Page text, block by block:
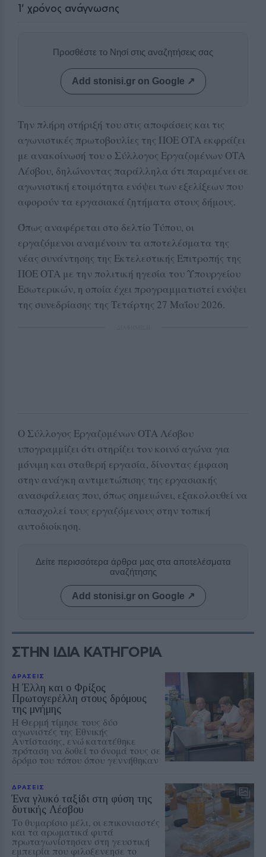
1' χρόνος ανάγνωσης
Προσθέστε το Νησί στις αναζητήσεις σας
Add stonisi.gr on Google ↗
Την πλήρη στήριξή του στις αποφάσεις και τις
αγωνιστικές πρωτοβουλίες της ΠΟΕ ΟΤΑ εκφράζει
με ανακοίνωσή του ο Σύλλογος Εργαζομένων ΟΤΑ
Λέσβου, δηλώνοντας παράλληλα ότι παραμένει σε
αγωνιστική ετοιμότητα ενόψει των εξελίξεων που
αφορούν τα εργασιακά ζητήματα στους δήμους.
Όπως αναφέρεται στο δελτίο Τύπου, οι
εργαζόμενοι αναμένουν τα αποτελέσματα της
νέας συνάντησης της Εκτελεστικής Επιτροπής της
ΠΟΕ ΟΤΑ με την πολιτική ηγεσία του Υπουργείου
Εσωτερικών, η οποία έχει προγραμματιστεί ενόψει
της συνεδρίασης της Τετάρτης 27 Μαΐου 2026.
Ο Σύλλογος Εργαζομένων ΟΤΑ Λέσβου
υπογραμμίζει ότι στηρίζει τον κοινό αγώνα για
μόνιμη και σταθερή εργασία, δίνοντας έμφαση
στην ανάγκη αντιμετώπισης της εργασιακής
ανασφάλειας που, όπως σημειώνει, εξακολουθεί να
απασχολεί τους εργαζόμενους στην τοπική
αυτοδιοίκηση.
Δείτε περισσότερα άρθρα μας στα αποτελέσματα
αναζήτησης
Add stonisi.gr on Google ↗
ΣΤΗΝ ΙΔΙΑ ΚΑΤΗΓΟΡΙΑ
ΔΡΑΣΕΙΣ
Η Έλλη και ο Φρίξος
Πρωτογερέλλη στους δρόμους
της μνήμης
Η Θερμή τίμησε τους δύο
αγωνιστές της Εθνικής
Αντίστασης, ενώ κατατέθηκε
πρόταση να δοθεί το όνομά τους σε
δρόμο του τόπου όπου γεννήθηκαν
ΔΡΑΣΕΙΣ
Ένα γλυκό ταξίδι στη φύση της
δυτικής Λέσβου
Το θυμαρίσιο μέλι, οι επικονιαστές
και τα αρωματικά φυτά
πρωταγωνίστησαν στη γευστική
εμπειρία που φιλοξενεησε το